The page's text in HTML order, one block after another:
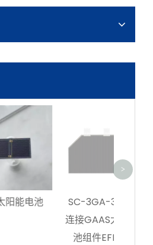
SC-3GA-3空间三
连接GAAS太阳能电
池组件EFF 30％
>